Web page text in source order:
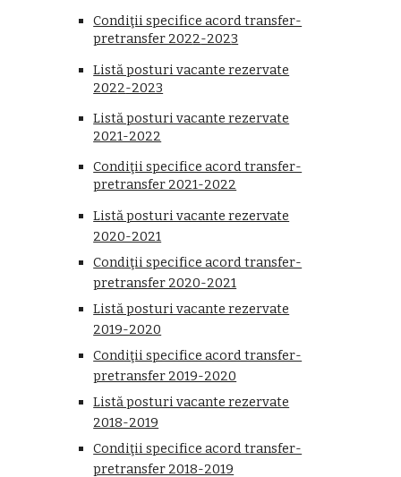
Condiţii specifice acord transfer-
pretransfer 2022-2023
Listă posturi vacante rezervate
2022-2023
Listă posturi vacante rezervate
2021-2022
Condiţii specifice acord transfer-
pretransfer 2021-2022
Listă posturi vacante rezervate
2020-2021
Condiţii specifice acord transfer-
pretransfer 2020-2021
Listă posturi vacante rezervate
2019-2020
Condiţii specifice acord transfer-
pretransfer 2019-2020
Listă posturi vacante rezervate
2018-2019
Condiţii specifice acord transfer-
pretransfer 2018-2019